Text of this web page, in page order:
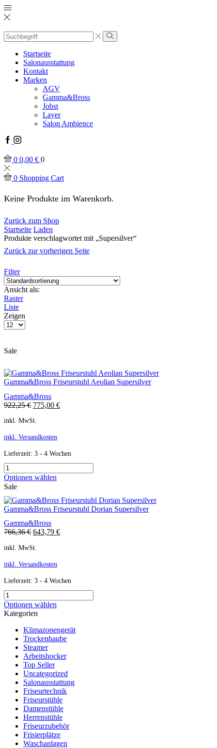
Startseite
Salonausstattung
Kontakt
Marken
AGV
Gamma&Bross
Jobst
Layer
Salon Ambience
0 0,00 € 0
0 Shopping Cart
Keine Produkte im Warenkorb.
Zurück zum Shop
Startseite Laden
Produkte verschlagwortet mit „Supersilver“
Zurück zur vorherigen Seite
Filter
Ansicht als:
Raster
Liste
Zeigen
Sale
Gamma&Bross Friseurstuhl Aeolian Supersilver
Gamma&Bross
922,25€ 775,00 €
inkl. MwSt.
inkl. Versandkosten
Lieferzeit: 3 - 4 Wochen
Optionen wählen
Sale
Gamma&Bross Friseurstuhl Dorian Supersilver
Gamma&Bross
766,36€ 643,79 €
inkl. MwSt.
inkl. Versandkosten
Lieferzeit: 3 - 4 Wochen
Optionen wählen
Kategorien
Klimazonengerät
Trockenhaube
Steamer
Arbeitshocker
Top Seller
Uncategorized
Salonausstattung
Friseurtechnik
Friseurstühle
Damenstühle
Herrenstühle
Friseurzubehör
Frisierplätze
Waschanlagen